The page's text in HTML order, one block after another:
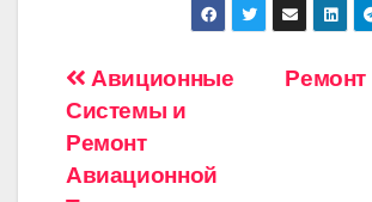
Навигация
по
записям
Авиционные
Системы и
Ремонт
Авиационной